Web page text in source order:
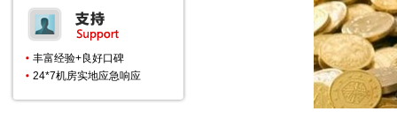
丰富经验+良好口碑
24*7机房实地应急响应